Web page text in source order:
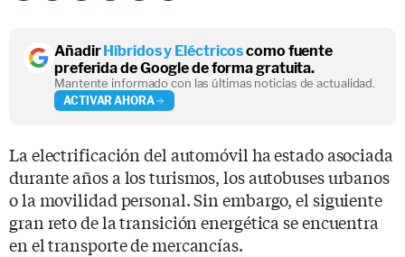
AñadirHíbridos y Eléctricoscomo fuente
preferida de Google de forma gratuita.
Mantente informado con las últimas noticias de actualidad.
ACTIVAR AHORA
La electrificación del automóvil ha estado asociada
durante años a los turismos, los autobuses urbanos
o la movilidad personal. Sin embargo, el siguiente
gran reto de la transición energética se encuentra
en el transporte de mercancías.